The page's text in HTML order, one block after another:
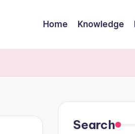
Home Knowledge
Search